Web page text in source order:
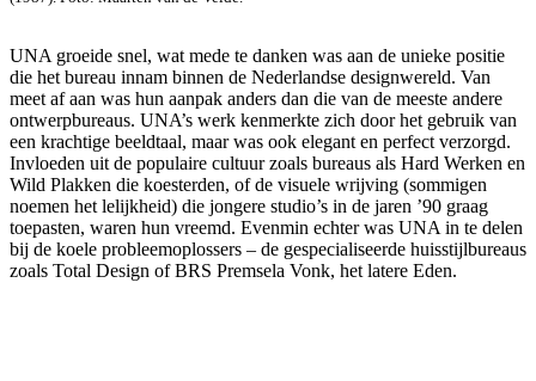
UNA groeide snel, wat mede te danken was aan de unieke positie
die het bureau innam binnen de Nederlandse designwereld. Van
meet af aan was hun aanpak anders dan die van de meeste andere
ontwerpbureaus. UNA’s werk kenmerkte zich door het gebruik van
een krachtige beeldtaal, maar was ook elegant en perfect verzorgd.
Invloeden uit de populaire cultuur zoals bureaus als Hard Werken en
Wild Plakken die koesterden, of de visuele wrijving (sommigen
noemen het lelijkheid) die jongere studio’s in de jaren ’90 graag
toepasten, waren hun vreemd. Evenmin echter was UNA in te delen
bij de koele probleemoplossers – de gespecialiseerde huisstijlbureaus
zoals Total Design of BRS Premsela Vonk, het latere Eden.